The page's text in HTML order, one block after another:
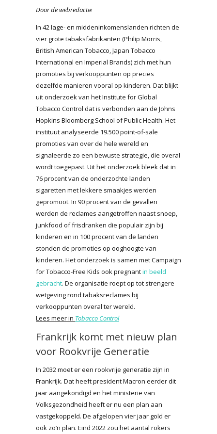
Door de webredactie
In 42 lage- en middeninkomenslanden richten de
vier grote tabaksfabrikanten (Philip Morris,
British American Tobacco, Japan Tobacco
International en Imperial Brands) zich met hun
promoties bij verkooppunten op precies
dezelfde manieren vooral op kinderen. Dat blijkt
uit onderzoek van het Institute for Global
Tobacco Control dat is verbonden aan de Johns
Hopkins Bloomberg School of Public Health. Het
instituut analyseerde 19.500 point-of-sale
promoties van over de hele wereld en
signaleerde zo een bewuste strategie, die overal
wordt toegepast. Uit het onderzoek bleek dat in
76 procent van de onderzochte landen
sigaretten met lekkere smaakjes werden
gepromoot. In 90 procent van de gevallen
werden de reclames aangetroffen naast snoep,
junkfood of frisdranken die populair zijn bij
kinderen en in 100 procent van de landen
stonden de promoties op ooghoogte van
kinderen. Het onderzoek is samen met Campaign
for Tobacco-Free Kids ook pregnantin beeld
gebracht. De organisatie roept op tot strengere
wetgeving rond tabaksreclames bij
verkooppunten overal ter wereld.
Lees meer in Tobacco Control
Frankrijk komt met nieuw plan
voor Rookvrije Generatie
In 2032 moet er een rookvrije generatie zijn in
Frankrijk. Dat heeft president Macron eerder dit
jaar aangekondigd en het ministerie van
Volksgezondheid heeft er nu een plan aan
vastgekoppeld. De afgelopen vier jaar gold er
ook zo’n plan. Eind 2022 zou het aantal rokers